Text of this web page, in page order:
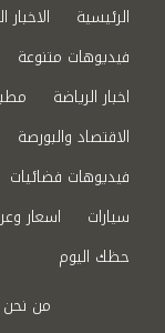
الرئيسية الاخبار
فيديوهات متنوعة
اخبار الرياضة
الاقتصاد والبورصة
فيديوهات فضائيات
سيارات
اسعار
حظك اليوم
من نحن